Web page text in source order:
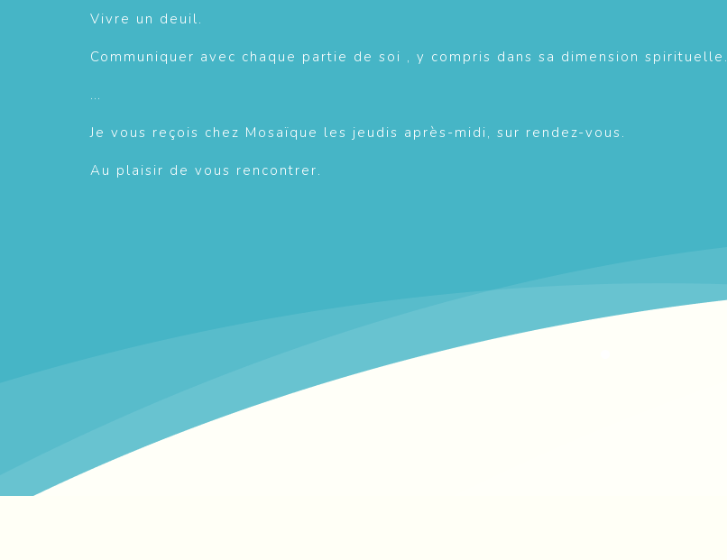
Vivre un deuil.
Communiquer avec chaque partie de soi , y compris dans sa dimension spirituelle.
…
Je vous reçois chez Mosaïque les jeudis après-midi, sur rendez-vous.
Au plaisir de vous rencontrer.